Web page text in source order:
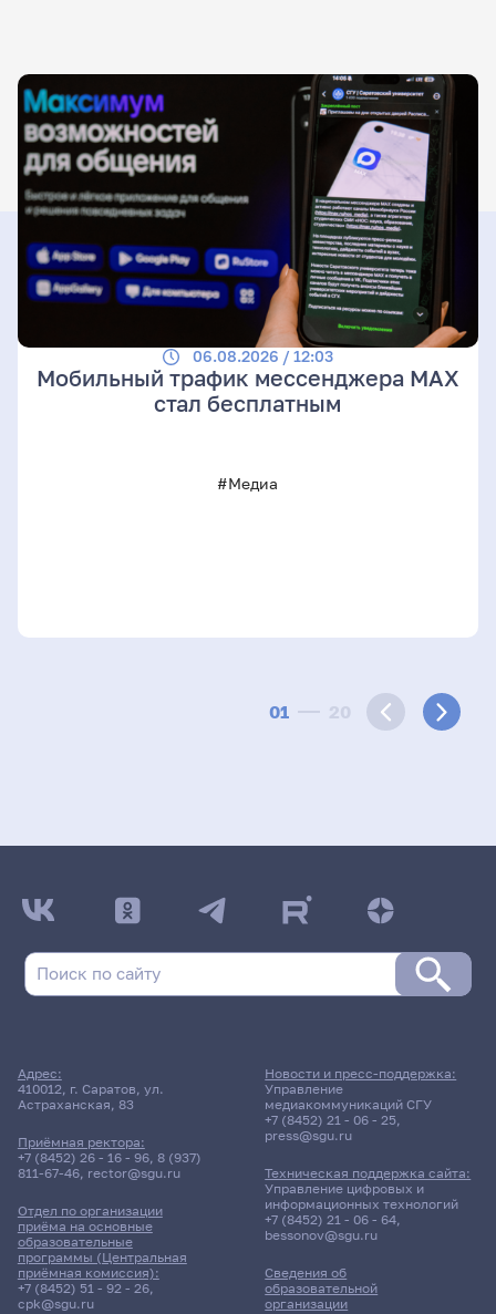
01 20
06.08.2026 / 12:03
Мобильный трафик мессенджера MAX
стал бесплатным
#Медиа
Адрес:
410012, г. Саратов, ул.
Астраханская, 83
Приёмная ректора:
+7 (8452) 26 - 16 - 96, 8 (937)
811-67-46, rector@sgu.ru
Отдел по организации
приёма на основные
образовательные
программы (Центральная
приёмная комиссия):
+7 (8452) 51 - 92 - 26,
cpk@sgu.ru
Сведения об
образовательной
организации
Новости и пресс-поддержка:
Управление
медиакоммуникаций СГУ
+7 (8452) 21 - 06 - 25,
press@sgu.ru
Техническая поддержка сайта:
Управление цифровых и
информационных технологий
+7 (8452) 21 - 06 - 64,
bessonov@sgu.ru